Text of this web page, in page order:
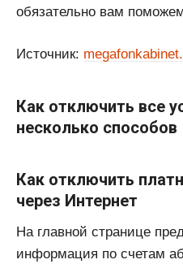
обязательно вам
Источник:
Как отключить все
несколько способов
Как отключить
через Интернет
На главной странице
информация по счетам